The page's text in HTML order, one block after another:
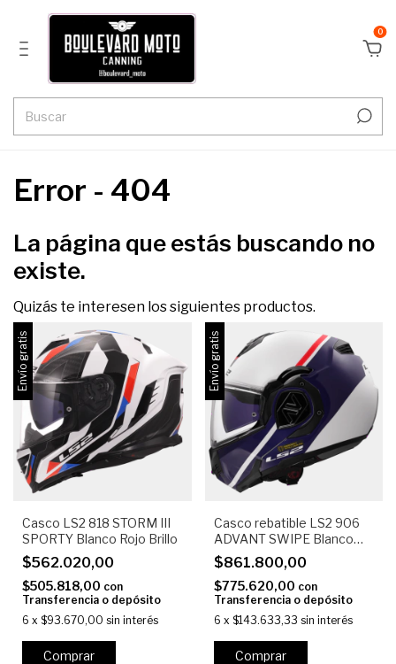
0
Error - 404
La página que estás buscando no
existe.
Quizás te interesen los siguientes productos.
Envío gratis
Casco LS2 818 STORM III
SPORTY Blanco Rojo Brillo
$562.020,00
$505.818,00 con
Transferencia o depósito
6 x $93.670,00 sin interés
Comprar
Envío gratis
Casco rebatible LS2 906
ADVANT SWIPE Blanco
Azul Brillo
$861.800,00
$775.620,00 con
Transferencia o depósito
6 x $143.633,33 sin interés
Comprar